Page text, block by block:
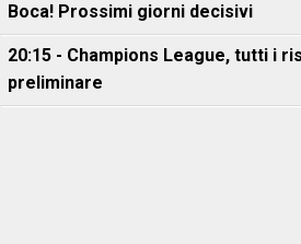
Boca! Prossimi giorni decisivi
20:15 - Champions League, tutti i
preliminare